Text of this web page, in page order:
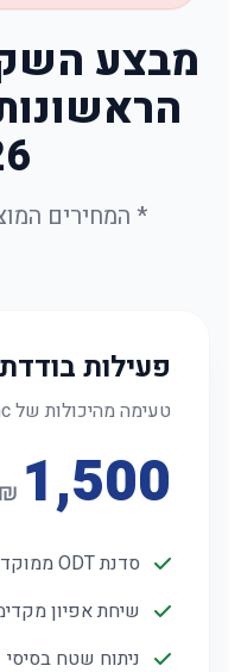
* המחירים
פעילות בודדת
טעימה מהיכולות של HumanSync
1,500
₪
סדנת ODT ממוקדת
שיחת אפיון
ניתוח שטח בסיסי